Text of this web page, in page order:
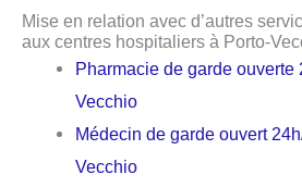
Mise en relation avec d’autres
aux centres hospitaliers à Porto-
Pharmacie de garde ouverte
Vecchio
Médecin de garde ouvert
Vecchio